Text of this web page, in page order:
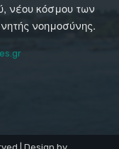
νέου κόσμου των
νοημοσύνης.